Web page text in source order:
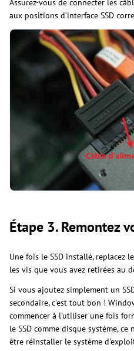
Assurez-vous de connecter les
aux positions d’interface SSD
Étape 3. Remontez
Une fois le SSD installé, replacez
les vis que vous avez retirées au
Si vous ajoutez simplement un
secondaire, c’est tout bon !
commencer à l’utiliser une fois
le SSD comme disque système,
être réinstaller le système